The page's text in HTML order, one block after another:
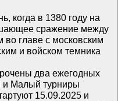
когда в 1380 году на
сражение между
главе с московским
и войском темника
два ежегодных
и Малый турниры
15.09.2025 и